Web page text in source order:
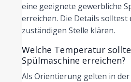
eine geeignete gewerbliche
erreichen. Die Details solltest
zuständigen Stelle klären.
Welche Temperatur
Spülmaschine erreichen?
Als Orientierung gelten in